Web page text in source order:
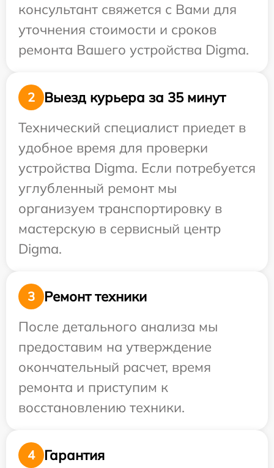
консультант свяжется с Вами для
уточнения стоимости и сроков
ремонта Вашего устройства Digma.
2
Выезд курьера за 35 минут
Технический специалист приедет в
удобное время для проверки
устройства Digma. Если потребуется
углубленный ремонт мы
организуем транспортировку в
мастерскую в сервисный центр
Digma.
3
Ремонт техники
После детального анализа мы
предоставим на утверждение
окончательный расчет, время
ремонта и приступим к
восстановлению техники.
4 Гарантия